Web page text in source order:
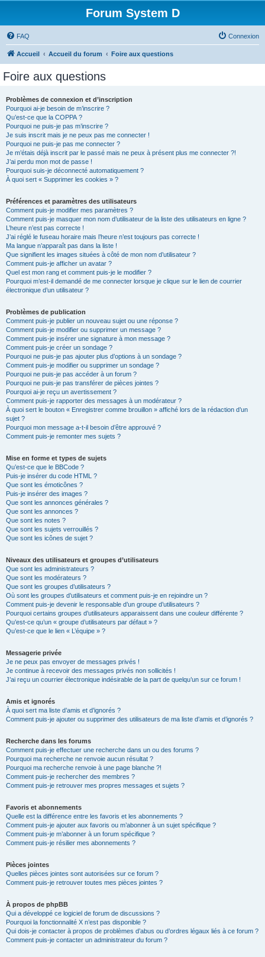
Forum System D
FAQ Connexion
Accueil Accueil du forum Foire aux questions
Foire aux questions
Problèmes de connexion et d’inscription
Pourquoi ai-je besoin de m’inscrire ?
Qu’est-ce que la COPPA ?
Pourquoi ne puis-je pas m’inscrire ?
Je suis inscrit mais je ne peux pas me connecter !
Pourquoi ne puis-je pas me connecter ?
Je m’étais déjà inscrit par le passé mais ne peux à présent plus me connecter ?!
J’ai perdu mon mot de passe !
Pourquoi suis-je déconnecté automatiquement ?
À quoi sert « Supprimer les cookies » ?
Préférences et paramètres des utilisateurs
Comment puis-je modifier mes paramètres ?
Comment puis-je masquer mon nom d’utilisateur de la liste des utilisateurs en ligne ?
L’heure n’est pas correcte !
J’ai réglé le fuseau horaire mais l’heure n’est toujours pas correcte !
Ma langue n’apparaît pas dans la liste !
Que signifient les images situées à côté de mon nom d’utilisateur ?
Comment puis-je afficher un avatar ?
Quel est mon rang et comment puis-je le modifier ?
Pourquoi m’est-il demandé de me connecter lorsque je clique sur le lien de courrier
électronique d’un utilisateur ?
Problèmes de publication
Comment puis-je publier un nouveau sujet ou une réponse ?
Comment puis-je modifier ou supprimer un message ?
Comment puis-je insérer une signature à mon message ?
Comment puis-je créer un sondage ?
Pourquoi ne puis-je pas ajouter plus d’options à un sondage ?
Comment puis-je modifier ou supprimer un sondage ?
Pourquoi ne puis-je pas accéder à un forum ?
Pourquoi ne puis-je pas transférer de pièces jointes ?
Pourquoi ai-je reçu un avertissement ?
Comment puis-je rapporter des messages à un modérateur ?
À quoi sert le bouton « Enregistrer comme brouillon » affiché lors de la rédaction d’un
sujet ?
Pourquoi mon message a-t-il besoin d’être approuvé ?
Comment puis-je remonter mes sujets ?
Mise en forme et types de sujets
Qu’est-ce que le BBCode ?
Puis-je insérer du code HTML ?
Que sont les émoticônes ?
Puis-je insérer des images ?
Que sont les annonces générales ?
Que sont les annonces ?
Que sont les notes ?
Que sont les sujets verrouillés ?
Que sont les icônes de sujet ?
Niveaux des utilisateurs et groupes d’utilisateurs
Que sont les administrateurs ?
Que sont les modérateurs ?
Que sont les groupes d’utilisateurs ?
Où sont les groupes d’utilisateurs et comment puis-je en rejoindre un ?
Comment puis-je devenir le responsable d’un groupe d’utilisateurs ?
Pourquoi certains groupes d’utilisateurs apparaissent dans une couleur différente ?
Qu’est-ce qu’un « groupe d’utilisateurs par défaut » ?
Qu’est-ce que le lien « L’équipe » ?
Messagerie privée
Je ne peux pas envoyer de messages privés !
Je continue à recevoir des messages privés non sollicités !
J’ai reçu un courrier électronique indésirable de la part de quelqu’un sur ce forum !
Amis et ignorés
À quoi sert ma liste d’amis et d’ignorés ?
Comment puis-je ajouter ou supprimer des utilisateurs de ma liste d’amis et d’ignorés ?
Recherche dans les forums
Comment puis-je effectuer une recherche dans un ou des forums ?
Pourquoi ma recherche ne renvoie aucun résultat ?
Pourquoi ma recherche renvoie à une page blanche ?!
Comment puis-je rechercher des membres ?
Comment puis-je retrouver mes propres messages et sujets ?
Favoris et abonnements
Quelle est la différence entre les favoris et les abonnements ?
Comment puis-je ajouter aux favoris ou m’abonner à un sujet spécifique ?
Comment puis-je m’abonner à un forum spécifique ?
Comment puis-je résilier mes abonnements ?
Pièces jointes
Quelles pièces jointes sont autorisées sur ce forum ?
Comment puis-je retrouver toutes mes pièces jointes ?
À propos de phpBB
Qui a développé ce logiciel de forum de discussions ?
Pourquoi la fonctionnalité X n’est pas disponible ?
Qui dois-je contacter à propos de problèmes d’abus ou d’ordres légaux liés à ce forum ?
Comment puis-je contacter un administrateur du forum ?